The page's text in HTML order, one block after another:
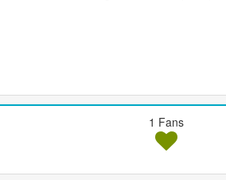
1 Fans